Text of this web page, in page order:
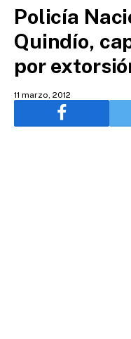
Policía
Quindío,
por
11 marzo, 2012